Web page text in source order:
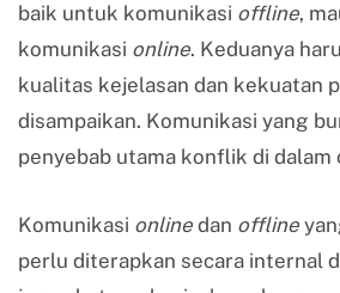
baik untuk komunikasi offline,
komunikasi online. Keduanya
kualitas kejelasan dan kekuatan
disampaikan. Komunikasi yang
penyebab utama konflik di dalam
Komunikasi online dan offline
perlu diterapkan secara internal